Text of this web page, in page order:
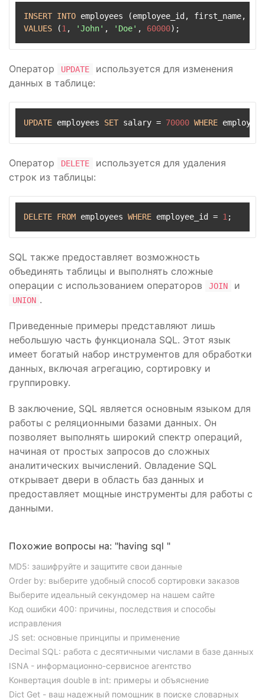
INSERT INTO
VALUES (1 , 'John' , 'Doe' , 60000);
Оператор UPDATE
используется для изменения
данных в таблице:
UPDATE employees SET salary = 70000 WHERE
Оператор DELETE
используется для удаления
строк из таблицы:
DELETE FROM employees WHERE employee_id = 1 ;
SQL также предоставляет возможность
объединять таблицы и выполнять сложные
операции с использованием операторов
JOIN и
UNION .
Приведенные примеры представляют лишь
небольшую часть функционала SQL. Этот язык
имеет богатый набор инструментов для обработки
данных, включая агрегацию, сортировку и
группировку.
В заключение, SQL является основным языком для
работы с реляционными базами данных. Он
позволяет выполнять широкий спектр операций,
начиная от простых запросов до сложных
аналитических вычислений. Овладение SQL
открывает двери в область баз данных и
предоставляет мощные инструменты для работы с
данными.
Похожие вопросы на: "having sql "
MD5: зашифруйте и защитите свои данные
Order by: выберите удобный способ сортировки заказов
Выберите идеальный секундомер на нашем сайте
Код ошибки 400: причины, последствия и способы
исправления
JS set: основные принципы и применение
Decimal SQL: работа с десятичными числами в базе данных
ISNA - информационно-сервисное агентство
Конвертация double в int: примеры и объяснение
Dict Get - ваш надежный помощник в поиске словарных